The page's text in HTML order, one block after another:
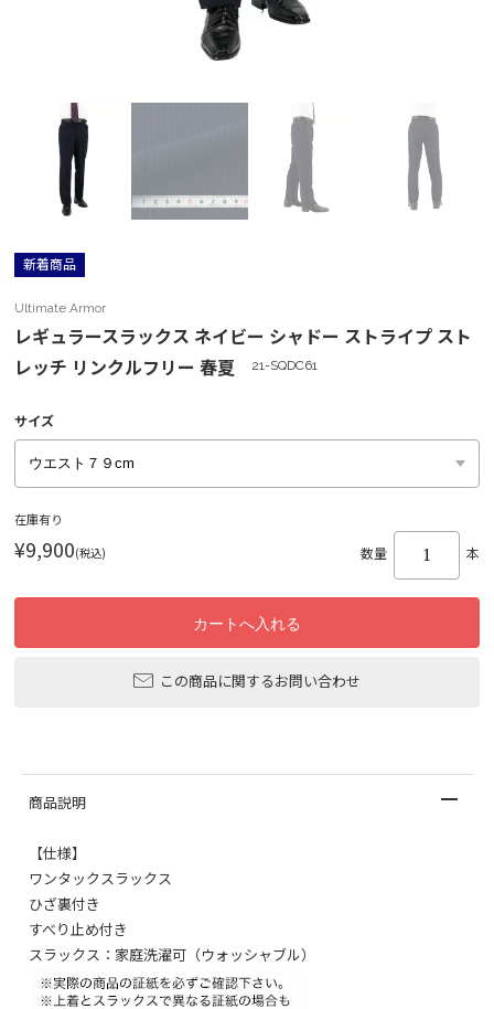
新着商品
Ultimate Armor
レギュラースラックス ネイビー シャドー ストライプ スト
レッチ リンクルフリー 春夏
21-SQDC61
サイズ
在庫有り
¥9,900(税込) 数量 本
この商品に関するお問い合わせ
商品説明
【仕様】
ワンタックスラックス
ひざ裏付き
すべり止め付き
スラックス：家庭洗濯可（ウォッシャブル）